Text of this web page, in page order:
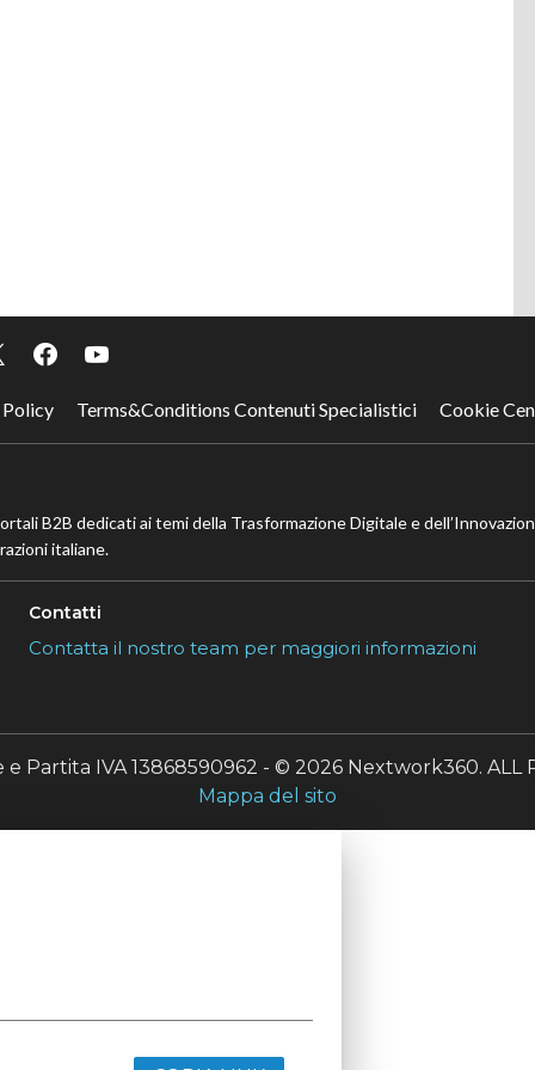
Terms&Conditions Contenuti Specialistici Cookie
B2B dedicati ai temi della Trasformazione Digitale e
italiane.
Contatti
Contatta il nostro team per maggiori informazioni
Partita IVA 13868590962 - © 2026 Nextwork360. ALL
Mappa del sito